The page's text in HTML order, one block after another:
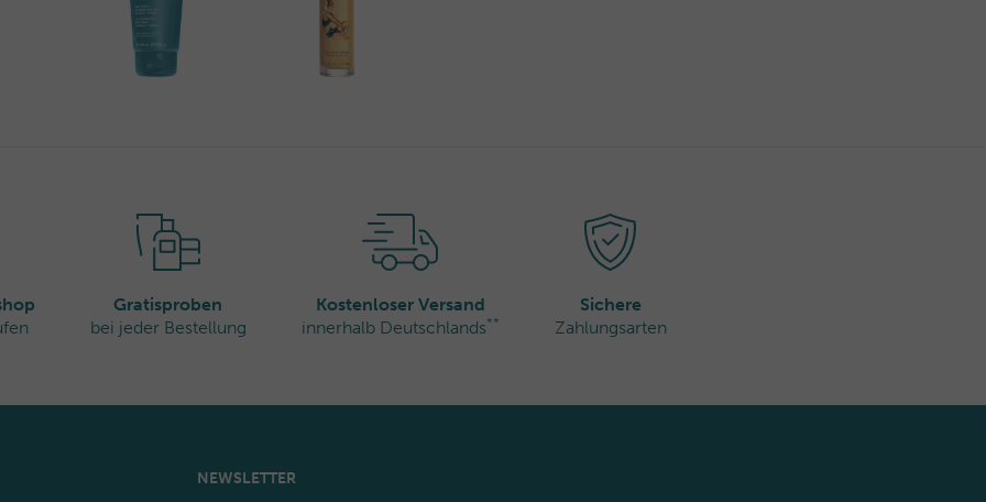
Gratisproben
bei jeder Bestellung
Kostenloser Versand
innerhalb Deutschlands**
Sichere
Zahlungsarten
NEWSLETTER